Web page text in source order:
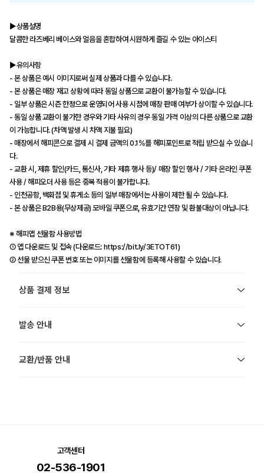
▶상품설명
달콤한 라즈베리 베이스와 얼음을 혼합하여 시원하게 즐길 수 있는 아이스티
▶유의사항
- 본 상품은 예시 이미지로써 실제 상품과 다를 수 있습니다.
- 본 상품은 매장 재고 상황에 따라 동일 상품으로 교환이 불가능할 수 있습니다.
- 일부 상품은 시즌 한정으로 운영되어 사용 시점에 매장 판매 여부가 상이할 수 있습니다.
- 동일 상품 교환이 불가한 경우와 기타 사유의 경우 동일 가격 이상의 다른 상품으로 교환
이 가능합니다. (차액 발생 시 차액 지불 필요)
- 매장에서 해피콘으로 결제 시 결제 금액의 0.1%를 해피포인트로 적립 받으실 수 있습니
다.
- 교환 시, 제휴 할인(카드, 통신사, 기타 제휴 행사 등)/ 매장 할인 행사 / 기타 온라인 쿠폰
사용 / 해피오더 사용 등은 중복 적용이 불가합니다.
- 인천공항, 백화점 및 휴게소 등의 일부 매장에서는 사용이 제한 될 수 있습니다.
- 본 상품은 B2B용(무상제공) 모바일 쿠폰으로, 유효기간 연장 및 환불대상이 아닙니다.
※ 해피앱 선물함 사용방법
① 앱 다운로드 및 접속 (다운로드: https://bit.ly/3ETOT61)
② 선물 받으신 쿠폰 번호 또는 이미지를 선물함에 등록해 사용할 수 있습니다.
상품 결제 정보
발송 안내
교환/반품 안내
고객센터
02-536-1901